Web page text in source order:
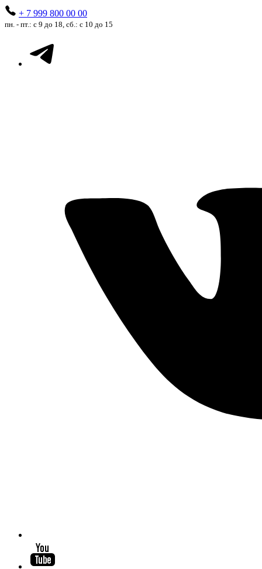
+ 7 999 800 00 00
пн. - пт.: с 9 до 18, сб.: с 10 до 15